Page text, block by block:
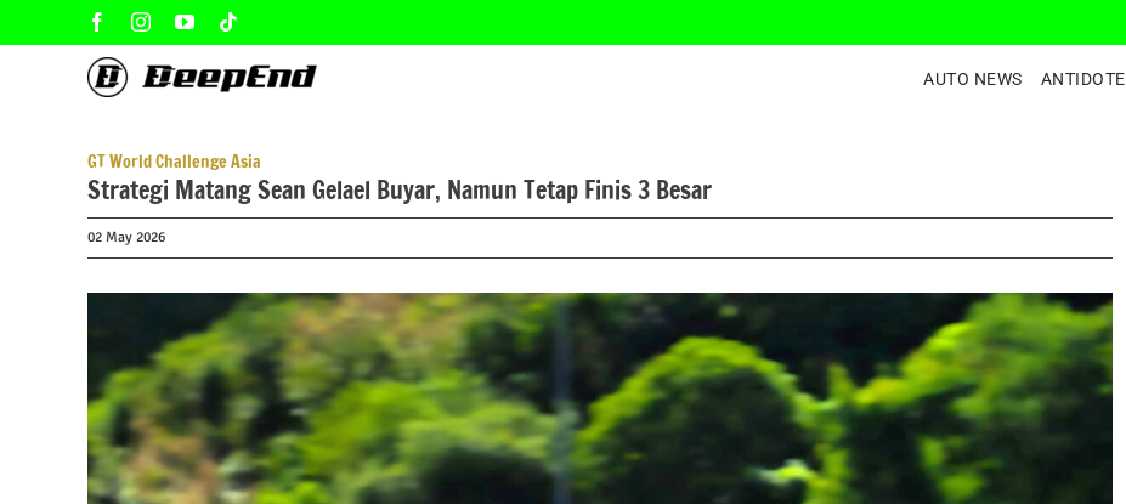
to
FacebookInstagramYouTube
AUTO NEWS ANTIDOTE
GT World Challenge Asia
Strategi Matang Sean Gelael Buyar, Namun Tetap Finis 3 Besar
02 May 2026